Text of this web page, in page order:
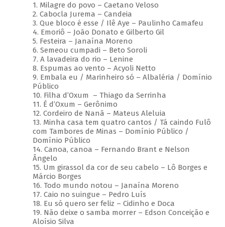
1. Milagre do povo – Caetano Veloso
2. Cabocla Jurema – Candeia
3. Que bloco é esse / Ilê Aye – Paulinho Camafeu
4. Emoriô – João Donato e Gilberto Gil
5. Festeira – Janaína Moreno
6. Semeou cumpadi – Beto Soroli
7. A lavadeira do rio – Lenine
8. Espumas ao vento – Acyoli Netto
9. Embala eu / Marinheiro só – Albaléria / Domínio
Público
10. Filha d’Oxum – Thiago da Serrinha
11. É d’Oxum – Gerônimo
12. Cordeiro de Nanã – Mateus Aleluia
13. Minha casa tem quatro cantos / Tá caindo Fulô
com Tambores de Minas – Domínio Público /
Domínio Público
14. Canoa, canoa – Fernando Brant e Nelson
Ângelo
15. Um girassol da cor de seu cabelo – Lô Borges e
Márcio Borges
16. Todo mundo notou – Janaína Moreno
17. Caio no suingue – Pedro Luís
18. Eu só quero ser feliz – Cidinho e Doca
19. Não deixe o samba morrer – Edson Conceição e
Aloísio Silva